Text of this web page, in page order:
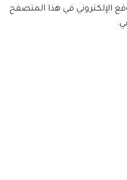
الإلكتروني في هذا المتصفح